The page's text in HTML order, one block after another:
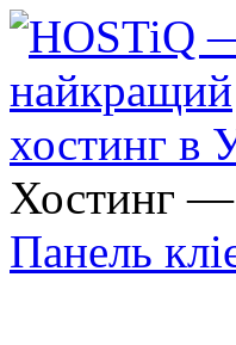
Хостинг
Панель